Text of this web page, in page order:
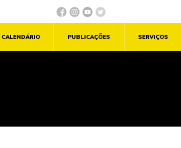
CALENDÁRIO PUBLICAÇÕES SERVIÇOS